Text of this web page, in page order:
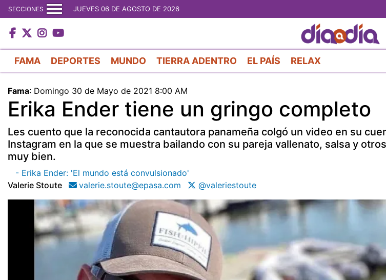
al
contenido
principal
SECCIONES JUEVES 06 DE AGOSTO DE 2026
FAMA DEPORTES MUNDO TIERRA ADENTRO EL PAÍS RELAX
Fama: Domingo 30 de Mayo de 2021 8:00 AM
Erika Ender tiene un gringo completo
Les cuento que la reconocida cantautora panameña colgó un video en su
Instagram en la que se muestra bailando con su pareja vallenato, salsa y
muy bien.
- Erika Ender: 'El mundo está convulsionado'
Valerie Stoute
valerie.stoute@epasa.com @valeriestoute